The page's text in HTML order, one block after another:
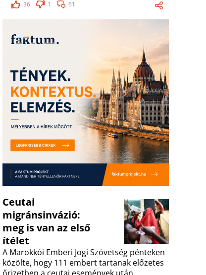
36
1 61
Ceutai
migránsinvázió:
meg is van az első
ítélet
A Marokkói Emberi Jogi Szövetség pénteken
közölte, hogy 111 embert tartanak előzetes